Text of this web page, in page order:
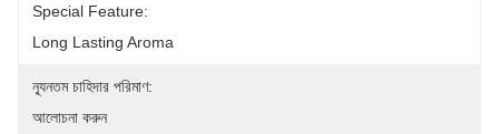
Special Feature:
Long Lasting Aroma
ন্যূনতম চাহিদার পরিমাণ:
আলোচনা করুন